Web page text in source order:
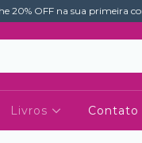
20% OFF na sua primeira
Livros Contato